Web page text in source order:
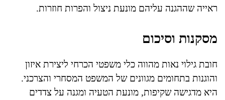
ראייה שההגנה עליהם מונעת ניצול והפרות חוזרות.
מסקנות וסיכום
חובת גילוי נאות מהווה כלי משפטי הכרחי ליצירת איזון
והוגנות בתחומים מגוונים של המשפט המסחרי והצרכני.
היא מדגישה שקיפות, מונעת הטעיה ומגנה על צדדים